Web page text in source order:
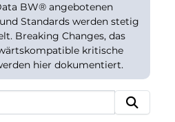
BW® angebotenen
Standards werden stetig
Breaking Changes, das
kritische
hier dokumentiert.